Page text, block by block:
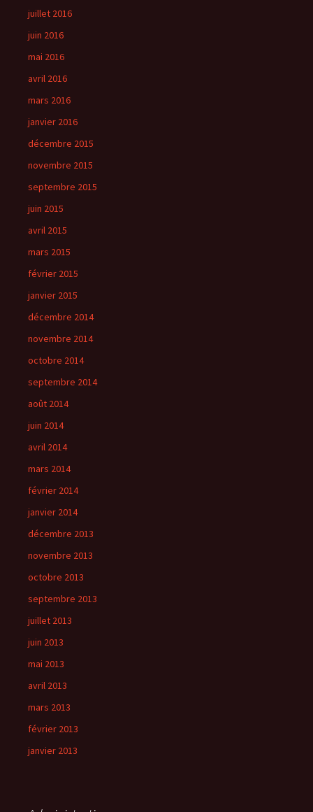
juillet 2016
juin 2016
mai 2016
avril 2016
mars 2016
janvier 2016
décembre 2015
novembre 2015
septembre 2015
juin 2015
avril 2015
mars 2015
février 2015
janvier 2015
décembre 2014
novembre 2014
octobre 2014
septembre 2014
août 2014
juin 2014
avril 2014
mars 2014
février 2014
janvier 2014
décembre 2013
novembre 2013
octobre 2013
septembre 2013
juillet 2013
juin 2013
mai 2013
avril 2013
mars 2013
février 2013
janvier 2013